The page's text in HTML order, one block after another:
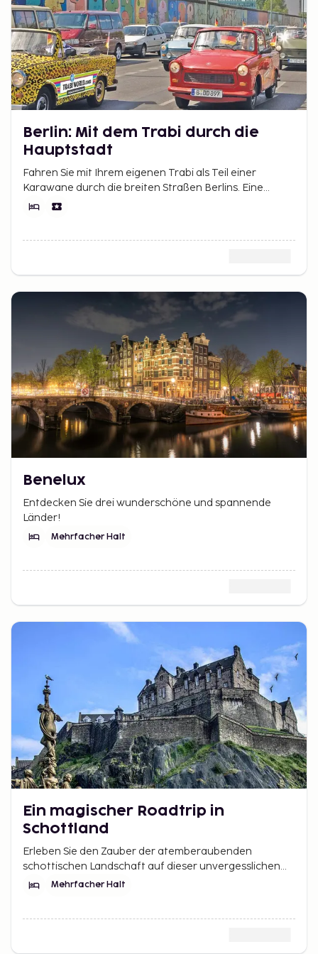
Berlin: Mit dem Trabi durch die
Hauptstadt
Fahren Sie mit Ihrem eigenen Trabi als Teil einer
Karawane durch die breiten Straßen Berlins. Eine
aufregende Art, die Stadt zu erkunden,
Benelux
Entdecken Sie drei wunderschöne und spannende
Länder!
Mehrfacher Halt
Ein magischer Roadtrip in
Schottland
Erleben Sie den Zauber der atemberaubenden
schottischen Landschaft auf dieser unvergesslichen
Reise. Von den hoch aufragenden Bergen von Fort
Mehrfacher Halt